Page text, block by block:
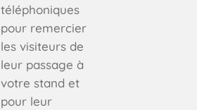
téléphoniques
pour remercier
les visiteurs de
leur passage à
votre stand et
pour leur